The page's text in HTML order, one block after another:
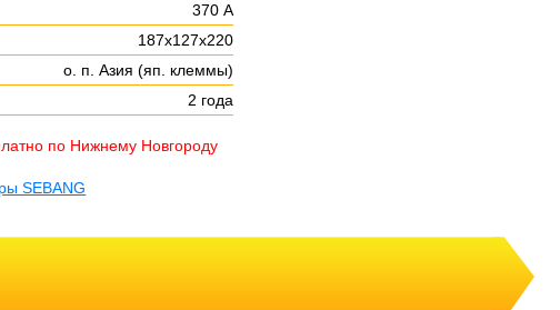
370 А
187х127х220
о. п. Азия (яп. клеммы)
2 года
по Нижнему Новгороду
SEBANG